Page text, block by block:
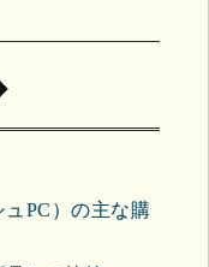
PC）の主な購